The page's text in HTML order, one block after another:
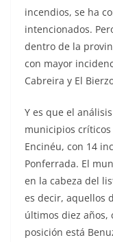
incendios, se ha
intencionados.
dentro de la
con mayor
Cabreira y El
Y es que el
municipios
Encinéu, con 14
Ponferrada. El
en la cabeza del
es decir, aquellos
últimos diez años,
posición está